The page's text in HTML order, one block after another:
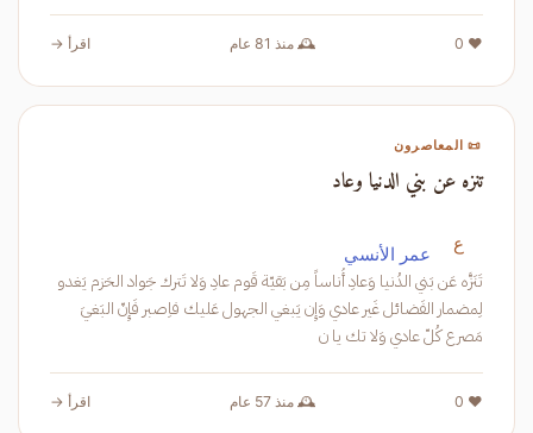
❤️ 0 🕰️ منذ 81 عام اقرأ →
📜 المعاصرون
تنزه عن بني الدنيا وعاد
ع عمر الأنسي
تَنَزَّه عَن بَني الدُنيا وَعادِ أُناساً مِن بَقيّة قَوم عادِ وَلا تَترك جَواد الحَزم يَغدو
لِمضمار الفَضائل غَير عادي وَإِن يَبغي الجهول عَليك فاِصبر فَإِنّ البَغيَ
مَصرع كُلّ عادي وَلا تك يا ن
❤️ 0 🕰️ منذ 57 عام اقرأ →